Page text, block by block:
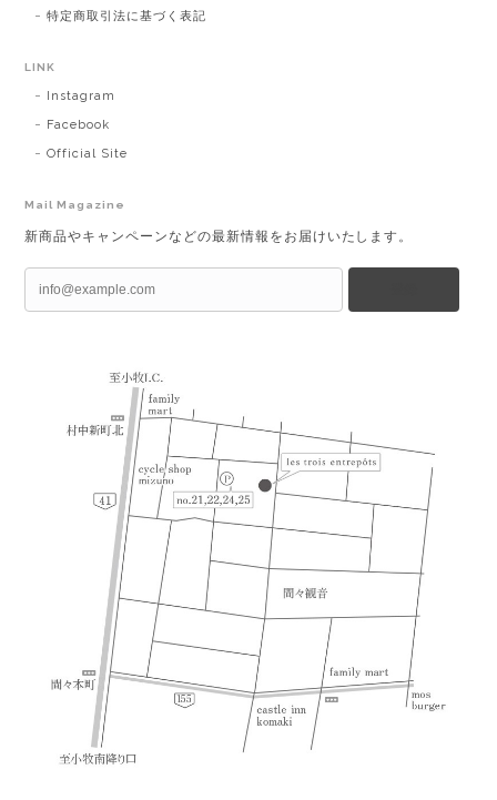
特定商取引法に基づく表記
LINK
Instagram
Facebook
Official Site
Mail Magazine
新商品やキャンペーンなどの最新情報をお届けいたします。